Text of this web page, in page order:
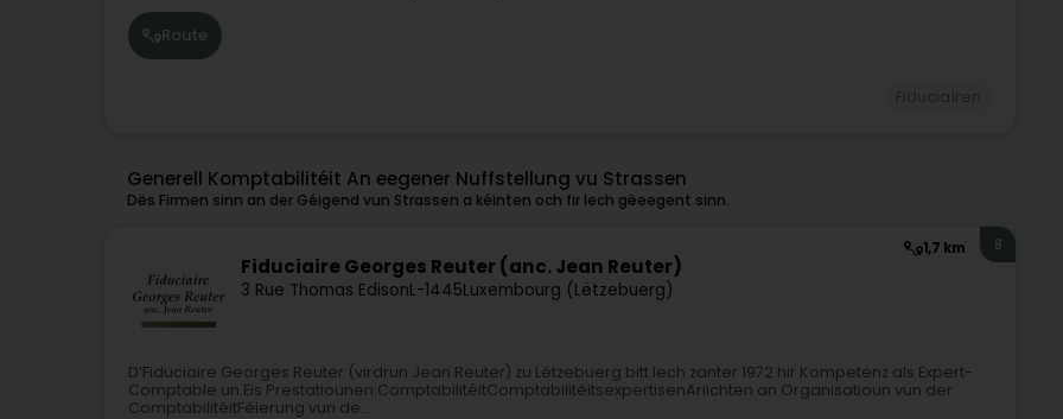
Route
Generell Komptabilitéit An eegener Nuffstellung vu Strassen
Dës Firmen sinn an der Géigend vun Strassen a kéinten och fir Iech gëeegent sinn.
1,7 km
Fiduciaire Georges Reuter (anc. Jean Reuter)
3 Rue Thomas EdisonL-1445Luxembourg (Lëtzebuerg)
8
D’Fiduciaire Georges Reuter (virdrun Jean Reuter) zu Lëtzebuerg bitt Iech zanter 1972 hir Kompetenz als Expert-
Comptable un.Eis Prestatiounen:ComptabilitéitComptabilitéitsexpertisenAriichten an Organisatioun vun der
ComptabilitéitFéierung vun de...